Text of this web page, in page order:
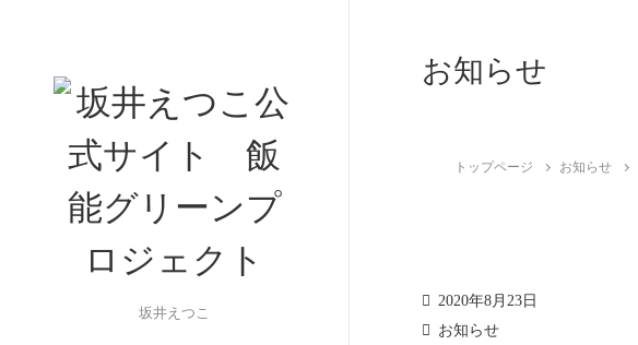
坂井えつこ
お知らせ
トップページ お知らせ
2020年8月23日
お知らせ